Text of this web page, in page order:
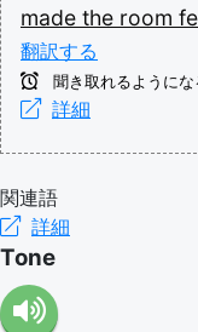
made the room
翻訳する
聞き取れるようにな
詳細
関連語
詳細
Tone